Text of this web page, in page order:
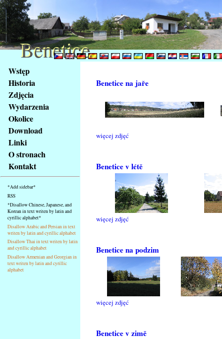
obsah
stránky
Klávesové
zkratky
tomto
webu
základní
Hlavní
strana
Wstęp
Historia
Zdjęcia
Wydarzenia
Okolice
Download
Linki
O stronach
Kontakt
*Add sidebar*
RSS
*Disallow Chinese, Japanese, and
Korean in text writen by latin and
cyrillic alphabet*
Disallow Arabic and Persian in text
writen by latin and cyrillic alphabet
Disallow Thai in text writen by latin
and cyrillic alphabet
Disallow Armenian and Georgian in
text writen by latin and cyrillic
alphabet
Benetice na jaře
więcej zdjęć
Benetice v létě
więcej zdjęć
Benetice na podzim
więcej zdjęć
Benetice v zimě
Benetice
Benetice